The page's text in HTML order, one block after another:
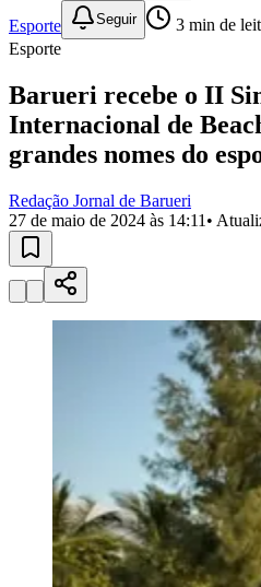
Bairros de Barueri
AldeiaAldeia da Serra Aldeia de
JubranBelval BethavilleBoa
VistaCalifórniaCarapicuíbaCentro
MilitarItapeviJandiraJardim Audir
CalifórniaJardim dos AltosJardim
JulioJardim Líbano
MutingaJardim Paraíso
LuísJardim São Pedro
Jardim TupanciMutingaNova
Parque ImperialParque
Recanto Phrynéa
TamboréVale do Sol
Vila Engenho NovoVila
Votupoca
Anuncie no Portal
Guia de Empresas
Divulgar Vagas
Novo
Publicidade Legal
Negócios Regionais
Esporte Seguir 3 min de
Esporte
Barueri recebe o II
Internacional de
grandes nomes do
Redação Jornal de Barueri
27 de maio de 2024 às 14:11 •